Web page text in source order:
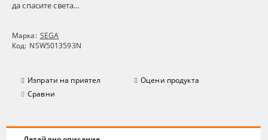
да спасите света...
Марка: SEGA
Код: NSW5013593N
Изпрати на приятел
Оцени продукта
Сравни